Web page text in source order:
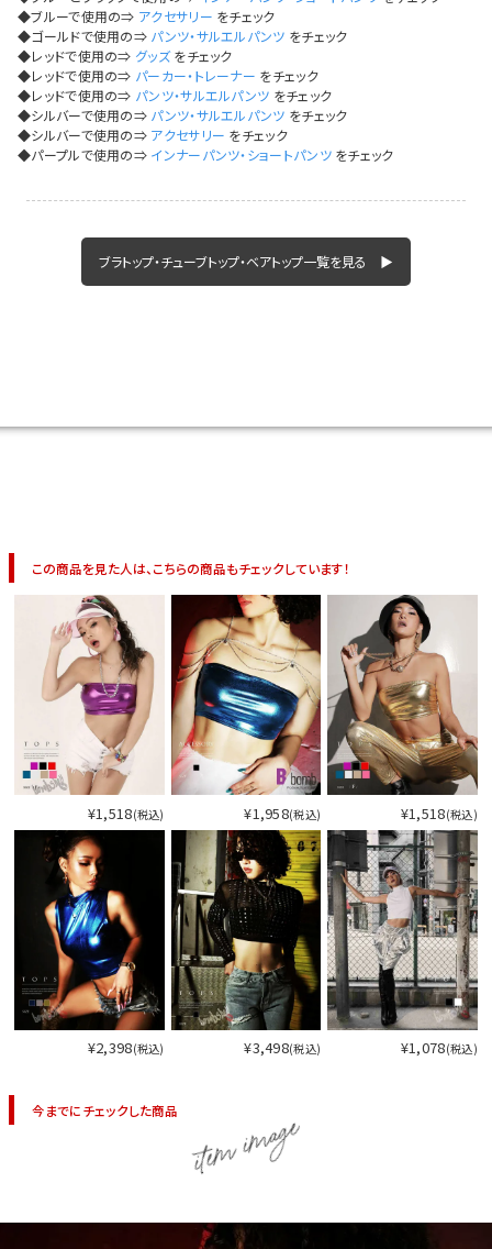
◆ブルーで使用の⇒ アクセサリー をチェック
◆ゴールドで使用の⇒ パンツ・サルエルパンツ をチェック
◆レッドで使用の⇒ グッズをチェック
◆レッドで使用の⇒ パーカー・トレーナー をチェック
◆レッドで使用の⇒ パンツ・サルエルパンツ をチェック
◆シルバーで使用の⇒ パンツ・サルエルパンツ をチェック
◆シルバーで使用の⇒ アクセサリー をチェック
◆パープルで使用の⇒ インナーパンツ・ショートパンツをチェック
ブラトップ・チューブトップ・ベアトップ一覧を見る ▶
この商品を見た人は、こちらの商品もチェックしています！
¥1,518(税込) ¥1,958(税込) ¥1,518(税込)
¥2,398(税込) ¥3,498(税込) ¥1,078(税込)
今までにチェックした商品 item image